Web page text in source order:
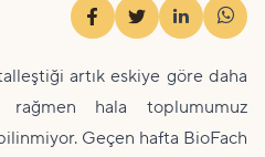
artık eskiye göre daha
rağmen hala toplumumuz
Geçen hafta BioFach